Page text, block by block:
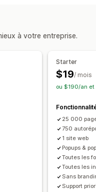
d’avertissement
API et webhooks
Sondages
Code personnalisé
et règles
Segmentation
à votre entreprise.
Starter
$19/ mois
ou $190/an et
25 000
750
1 site web
Popups &
Toutes les
Toutes les
Sans
Support